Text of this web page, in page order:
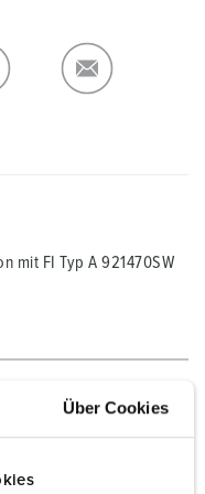
Über Cookies
HINZUFÜGEN
mit FI Typ A 921470SW
A